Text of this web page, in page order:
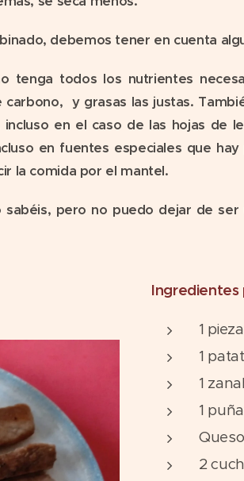
debemos tener en cuenta
tenga todos los nutrientes
y grasas las justas.
en el caso de las hojas de
en fuentes especiales que
la comida por el mantel.
pero no puedo dejar de ser
Ingredientes
1
1
1
1
2